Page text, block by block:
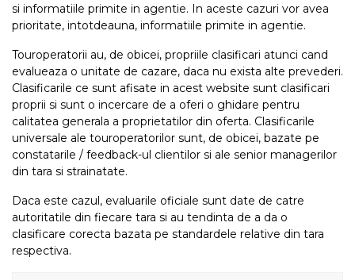
si informatiile primite in agentie. In aceste cazuri vor avea
prioritate, intotdeauna, informatiile primite in agentie.
Touroperatorii au, de obicei, propriile clasificari atunci cand
evalueaza o unitate de cazare, daca nu exista alte prevederi.
Clasificarile ce sunt afisate in acest website sunt clasificari
proprii si sunt o incercare de a oferi o ghidare pentru
calitatea generala a proprietatilor din oferta. Clasificarile
universale ale touroperatorilor sunt, de obicei, bazate pe
constatarile / feedback-ul clientilor si ale senior managerilor
din tara si strainatate.
Daca este cazul, evaluarile oficiale sunt date de catre
autoritatile din fiecare tara si au tendinta de a da o
clasificare corecta bazata pe standardele relative din tara
respectiva.